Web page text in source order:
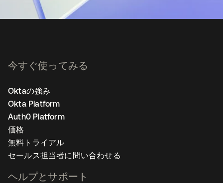
今すぐ使ってみる
Oktaの強み
Okta Platform
Auth0 Platform
価格
無料トライアル
セールス担当者に問い合わせる
ヘルプとサポート